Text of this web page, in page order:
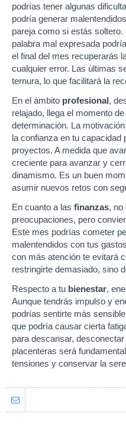
podrías tener algunas
podría generar
pareja como si estás
palabra mal expresada
el final del mes recuperarás
cualquier error. Las últimas
ternura, lo que facilitará la
En el ámbito profesional,
relajado, llega el momento
determinación. La
la confianza en tu capacidad
proyectos. A medida que
creciente para avanzar y
dinamismo. Es un buen
asumir nuevos retos con
En cuanto a las finanzas, no
preocupaciones, pero
Este mes podrías cometer
malentendidos con tus
con más atención te evitará
restringirte demasiado, sino
Respecto a tu bienestar,
Aunque tendrás impulso y
podrías sentirte más
que podría causar cierta
para descansar,
placenteras será
tensiones y conservar la